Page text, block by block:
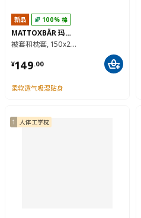
新品 100% 棉
MATTOXBÄR 玛托斯巴
被套和枕套, 150x200/50x80 厘米
¥149.00
¥ 149.00
柔软透气吸湿贴身
1 人体工学枕